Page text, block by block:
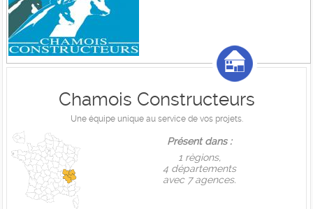
Chamois Constructeurs
Une équipe unique au service de vos projets.
Présent dans :
1 règions,
4 départements
avec 7 agences.